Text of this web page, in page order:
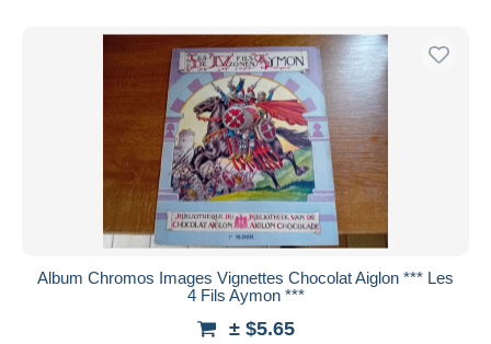
Submit
Album Chromos Images Vignettes Chocolat Aiglon *** Les
4 Fils Aymon ***
± $5.65